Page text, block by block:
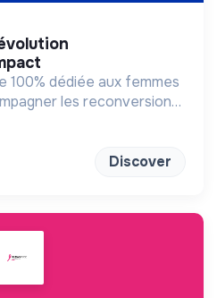
dédiée aux femmes
les reconversions
du sens.
Discover